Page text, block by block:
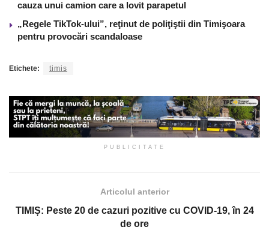
cauza unui camion care a lovit parapetul
„Regele TikTok-ului”, reţinut de poliţiştii din Timişoara
pentru provocări scandaloase
Etichete: timis
PUBLICITATE
Articolul anterior
TIMIȘ: Peste 20 de cazuri pozitive cu COVID-19, în 24
de ore